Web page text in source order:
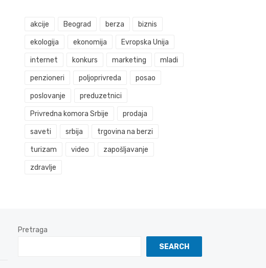
akcije Beograd berza biznis
ekologija ekonomija Evropska Unija
internet konkurs marketing mladi
penzioneri poljoprivreda posao
poslovanje preduzetnici
Privredna komora Srbije prodaja
saveti srbija trgovina na berzi
turizam video zapošljavanje
zdravlje
Pretraga
SEARCH